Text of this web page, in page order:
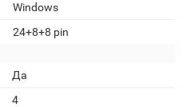
Windows
24+8+8 pin
Да
4